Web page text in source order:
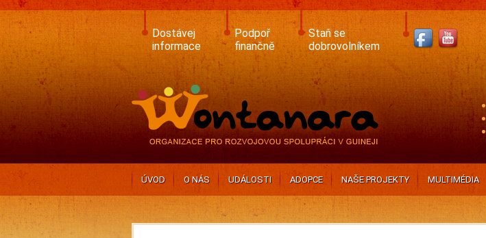
Skip
to
content
Dostávej
informace
Podpoř
finančně
Staň se
dobrovolníkem
ÚVOD O NÁS UDÁLOSTI ADOPCE NAŠE PROJEKTY MULTIMÉDIA